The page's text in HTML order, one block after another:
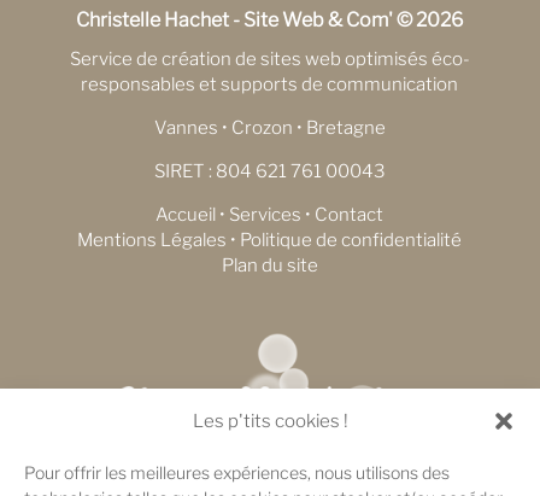
Les p'tits cookies !
Pour offrir les meilleures expériences, nous utilisons des
Christelle Hachet - Site Web & Com' © 2026
Service de création de sites web optimisés éco-
responsables et supports de communication
Vannes • Crozon • Bretagne
SIRET : 804 621 761 00043
Accueil • Services • Contact
Mentions Légales • Politique de confidentialité
Plan du site